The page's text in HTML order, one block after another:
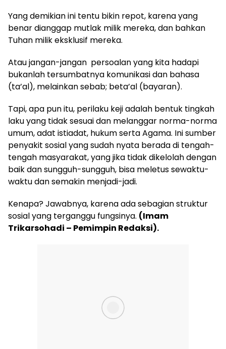
Yang demikian ini tentu bikin repot, karena yang
benar dianggap mutlak milik mereka, dan bahkan
Tuhan milik eksklusif mereka.
Atau jangan-jangan persoalan yang kita hadapi
bukanlah tersumbatnya komunikasi dan bahasa
(ta’al), melainkan sebab; beta’al (bayaran).
Tapi, apa pun itu, perilaku keji adalah bentuk tingkah
laku yang tidak sesuai dan melanggar norma-norma
umum, adat istiadat, hukum serta Agama. Ini sumber
penyakit sosial yang sudah nyata berada di tengah-
tengah masyarakat, yang jika tidak dikelolah dengan
baik dan sungguh-sungguh, bisa meletus sewaktu-
waktu dan semakin menjadi-jadi.
Kenapa? Jawabnya, karena ada sebagian struktur
sosial yang terganggu fungsinya. (Imam
Trikarsohadi – Pemimpin Redaksi).